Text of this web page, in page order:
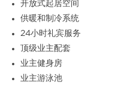
开放式起居空间
供暖和制冷系统
24小时礼宾服务
顶级业主配套
业主健身房
业主游泳池